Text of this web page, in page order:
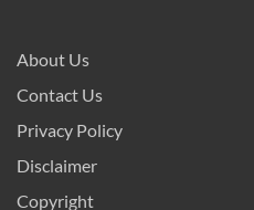
About Us
Contact Us
Privacy Policy
Disclaimer
Copyright